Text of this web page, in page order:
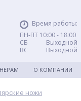
Время работы:
ПН-ПТ 10:00 - 18:00
СБ Выходной
ВС Выходной
О КОМПАНИИ
ножи